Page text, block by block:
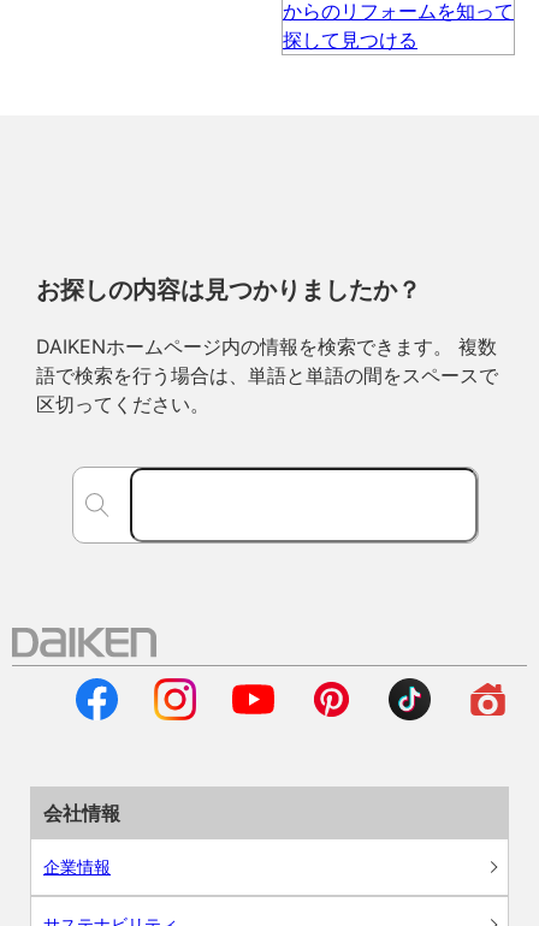
お探しの内容は見つかりましたか？
DAIKENホームページ内の情報を検索できます。 複数
語で検索を行う場合は、単語と単語の間をスペースで
区切ってください。
会社情報
企業情報